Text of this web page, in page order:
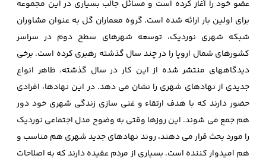
عضو خود را آغاز کرده است و مسائل جالب بسیاری در این مجموعه
برای اولین بار ارائه شده است. گروه معماران گل به عنوان مشاوران
شبکه شهری نوردیک، توسعه شهرهای سطح دوم در سراسر
کشورهای شمال اروپا را در چند سال گذشته رهبری کرده است. برخی
دیدگاههای منتشر شده از این کار در سال گذشته، ظاهر انواع
جدیدی از نهادهای شهری را نشان می دهد. در این نهادها، افرادی
حضور دارند که با هدف ارتقاء و غنی سازی زندگی شهری خود دور
هم جمع می شوند. این روزها وقتی به وضوح مدل اجتماعی نوردیک
را مورد بحث قرار می دهند، روند نهادهای جدید شهری هم مناسب و
هم امیدوار کننده است. بسیاری از مردم عقیده دارند که به اصلاحات